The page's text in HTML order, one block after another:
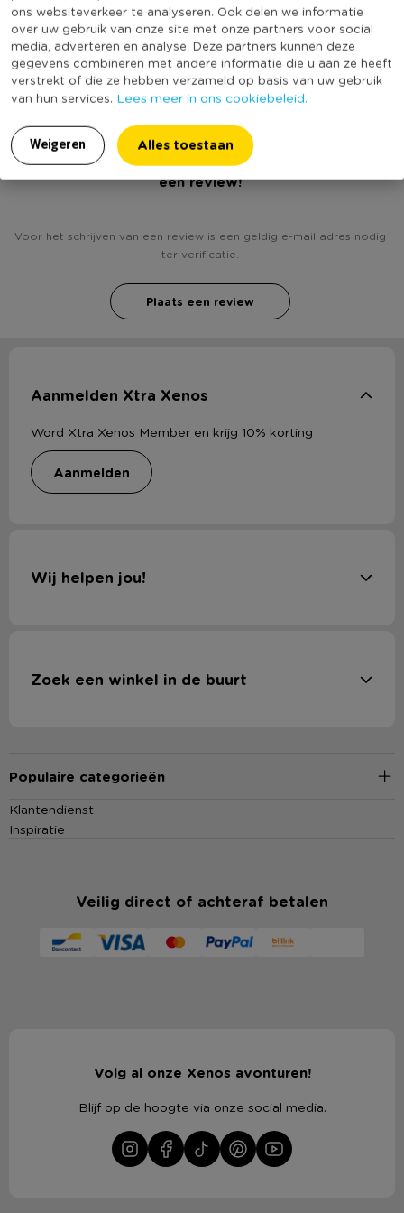
ons websiteverkeer te analyseren. Ook delen we informatie
over uw gebruik van onze site met onze partners voor social
media, adverteren en analyse. Deze partners kunnen deze
gegevens combineren met andere informatie die u aan ze heeft
verstrekt of die ze hebben verzameld op basis van uw gebruik
van hun services. Lees meer in ons cookiebeleid.
Weigeren Alles toestaan
Productlengte (cm)
33
Deksel
Nee
Duurzaamheidsscore
Heb jij Mand corduroy - zwart - 33x23x18 cm? Schrijf
een review!
Voor het schrijven van een review is een geldig e-mail adres nodig
ter verificatie.
Plaats een review
Aanmelden Xtra Xenos
Word Xtra Xenos Member en krijg 10% korting
aanmelden
Wij helpen jou!
Zoek een winkel in de buurt
Populaire categorieën
Klantendienst
Inspiratie
Veilig direct of achteraf betalen
Volg al onze Xenos avonturen!
Blijf op de hoogte via onze social media.